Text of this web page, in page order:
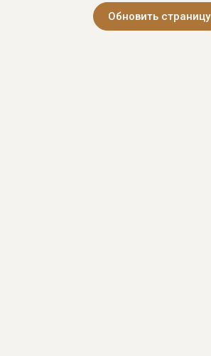
Обновить страницу